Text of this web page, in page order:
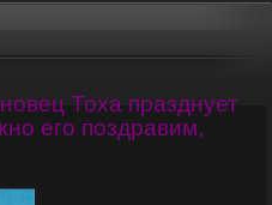
Тоха празднует
его поздравим,